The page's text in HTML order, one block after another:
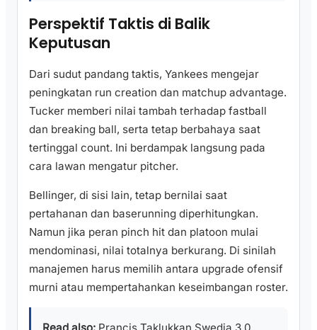
Perspektif Taktis di Balik
Keputusan
Dari sudut pandang taktis, Yankees mengejar
peningkatan run creation dan matchup advantage.
Tucker memberi nilai tambah terhadap fastball
dan breaking ball, serta tetap berbahaya saat
tertinggal count. Ini berdampak langsung pada
cara lawan mengatur pitcher.
Bellinger, di sisi lain, tetap bernilai saat
pertahanan dan baserunning diperhitungkan.
Namun jika peran pinch hit dan platoon mulai
mendominasi, nilai totalnya berkurang. Di sinilah
manajemen harus memilih antara upgrade ofensif
murni atau mempertahankan keseimbangan roster.